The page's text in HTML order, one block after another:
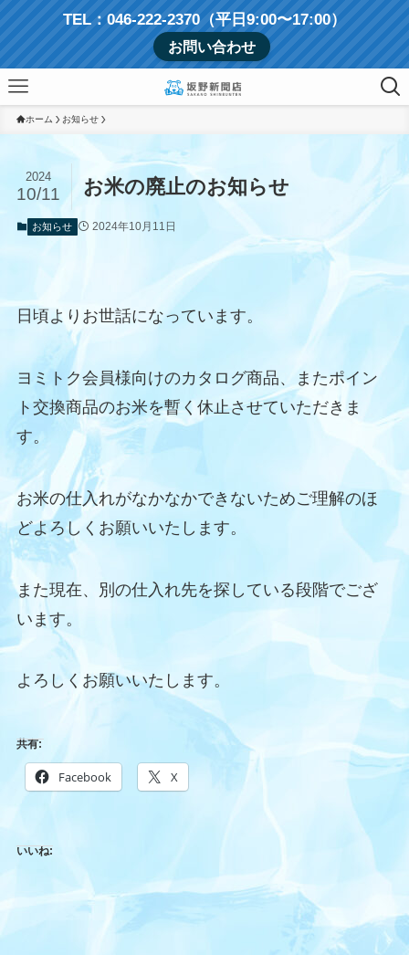
TEL：046-222-2370（平日9:00〜17:00）
お問い合わせ
ホーム お知らせ
お米の廃止のお知らせ
2024
10/11
お知らせ 2024年10月11日
日頃よりお世話になっています。
ヨミトク会員様向けのカタログ商品、またポイン
ト交換商品のお米を暫く休止させていただきま
す。
お米の仕入れがなかなかできないためご理解のほ
どよろしくお願いいたします。
また現在、別の仕入れ先を探している段階でござ
います。
よろしくお願いいたします。
共有:
Facebook X
いいね: